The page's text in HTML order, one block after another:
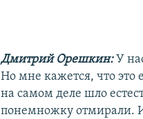
Дмитрий Орешкин: У
Но мне кажется, что это
на самом деле шло
понемножку отмирали. И